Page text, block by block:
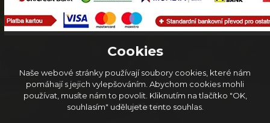
© 2026FreeFishing.cz
Cookies
Naše webové stránky používají soubory cookies, které nám
pomáhají s jejich vylepšováním. Abychom cookies mohli
používat, musíte nám to povolit. Kliknutím na tlačítko "OK,
souhlasím" udělujete tento souhlas.